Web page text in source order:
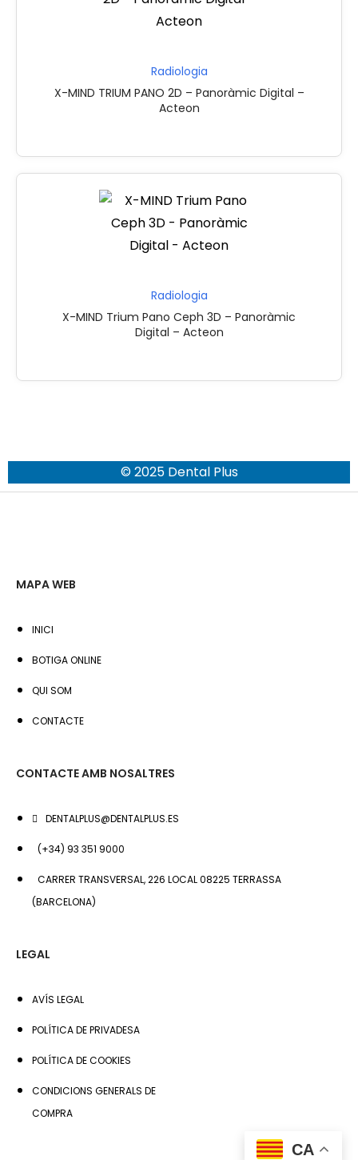
Radiologia
X-MIND TRIUM PANO 2D – Panoràmic Digital –
Acteon
Radiologia
X-MIND Trium Pano Ceph 3D – Panoràmic
Digital – Acteon
© 2025 Dental Plus
MAPA WEB
INICI
BOTIGA ONLINE
QUI SOM
CONTACTE
CONTACTE AMB NOSALTRES
DENTALPLUS@DENTALPLUS.ES
(+34) 93 351 9000
CARRER TRANSVERSAL, 226 LOCAL 08225 TERRASSA
(BARCELONA)
LEGAL
AVÍS LEGAL
POLÍTICA DE PRIVADESA
POLÍTICA DE COOKIES
CONDICIONS GENERALS DE
COMPRA
CA